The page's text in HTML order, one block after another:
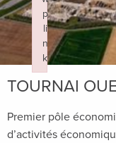
TOURNAI
Premier pôle
d’activités
p
li
n
k
Failed to initialize